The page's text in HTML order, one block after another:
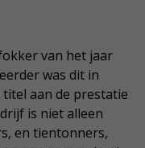
van het jaar
was dit in
titel aan de prestatie
is niet alleen
en tientonners,